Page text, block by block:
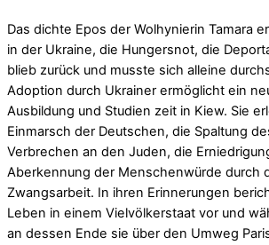
Das dichte Epos der Wolhynierin Tamara
in der Ukraine, die Hungersnot, die
blieb zurück und musste sich alleine
Adoption durch Ukrainer ermöglicht ein
Ausbildung und Studien zeit in Kiew. Sie
Einmarsch der Deutschen, die Spaltung
Verbrechen an den Juden, die
Aberkennung der Menschenwürde durch
Zwangsarbeit. In ihren Erinnerungen
Leben in einem Vielvölkerstaat vor und
an dessen Ende sie über den Umweg